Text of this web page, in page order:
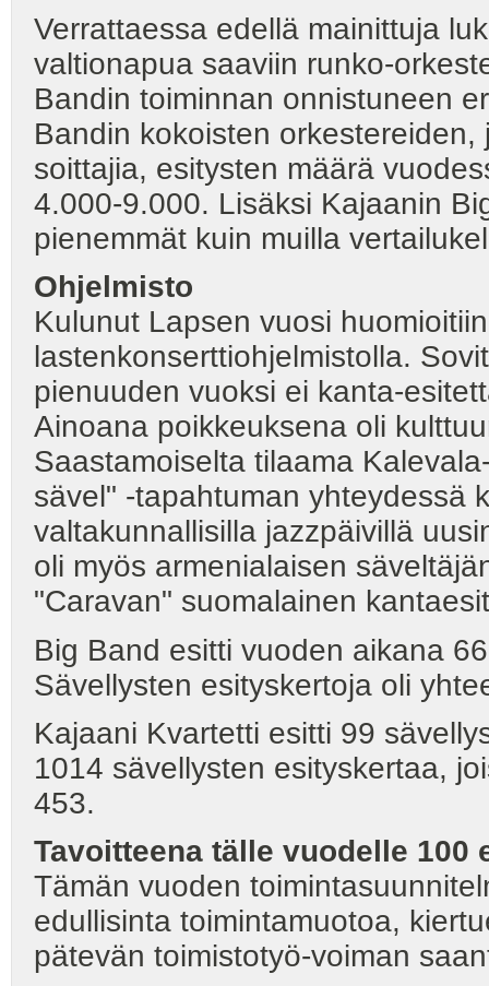
Verrattaessa edellä mainittuja
valtionapua saaviin runko-
Bandin toiminnan onnistuneen
Bandin kokoisten
soittajia, esitysten määrä
4.000-9.000. Lisäksi Kajaanin
pienemmät kuin muilla
Ohjelmisto
Kulunut Lapsen vuosi
lastenkonserttiohjelmistolla.
pienuuden vuoksi ei kanta-
Ainoana poikkeuksena oli
Saastamoiselta tilaama
sävel" -tapahtuman yhteydessä
valtakunnallisilla jazzpäivillä
oli myös armenialaisen
"Caravan" suomalainen
Big Band esitti vuoden aikana
Sävellysten esityskertoja oli
Kajaani Kvartetti esitti 99
1014 sävellysten esityskertaa,
453.
Tavoitteena tälle vuodelle 100
Tämän vuoden
edullisinta toimintamuotoa,
pätevän toimistotyö-voiman